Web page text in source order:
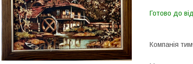
Готово до
Компанія